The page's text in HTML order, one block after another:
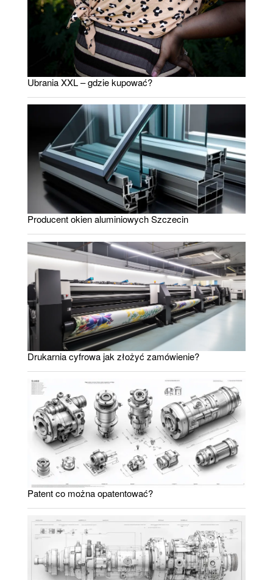
Ubrania XXL – gdzie kupować?
Producent okien aluminiowych Szczecin
Drukarnia cyfrowa jak złożyć zamówienie?
Patent co można opatentować?